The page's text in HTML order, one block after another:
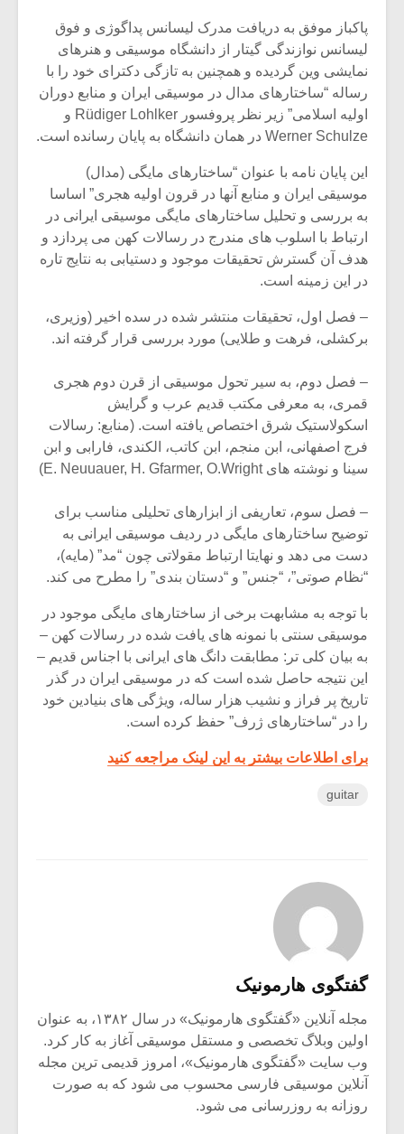
پاکباز موفق به دریافت مدرک لیسانس پداگوژی و فوق
لیسانس نوازندگی گیتار از دانشگاه موسیقی و هنرهای
نمایشی وین گردیده و همچنین به تازگی دکترای خود را با
رساله “ساختارهای مدال در موسیقی ایران و منابع دوران
اولیه اسلامی” زیر نظر پروفسور Rüdiger Lohlker و
Werner Schulze در همان دانشگاه به پایان رسانده است.
این پایان نامه با عنوان “ساختارهای مایگی (مدال)
موسیقی ایران و منابع آنها در قرون اولیه هجری” اساسا
به بررسی و تحلیل ساختارهای مایگی موسیقی ایرانی در
ارتباط با اسلوب های مندرج در رسالات کهن می پردازد و
هدف آن گسترش تحقیقات موجود و دستیابی به نتایج تاره
در این زمینه است.
– فصل اول، تحقیقات منتشر شده در سده اخیر (وزیری،
برکشلی، فرهت و طلایی) مورد بررسی قرار گرفته اند.
– فصل دوم، به سیر تحول موسیقی از قرن دوم هجری
قمری، به معرفی مکتب قدیم عرب و گرایش
اسکولاستیک شرق اختصاص یافته است. (منابع: رسالات
فرج اصفهانی، ابن منجم، ابن کاتب، الکندی، فارابی و ابن
سینا و نوشته های E. Neuuauer, H. Gfarmer, O.Wright)
– فصل سوم، تعاریفی از ابزارهای تحلیلی مناسب برای
توضیح ساختارهای مایگی در ردیف موسیقی ایرانی به
دست می دهد و نهایتا ارتباط مقولاتی چون “مد” (مایه)،
“نظام صوتی”، “جنس” و “دستان بندی” را مطرح می کند.
با توجه به مشابهت برخی از ساختارهای مایگی موجود در
موسیقی سنتی با نمونه های یافت شده در رسالات کهن –
به بیان کلی تر: مطابقت دانگ های ایرانی با اجناس قدیم –
این نتیجه حاصل شده است که در موسیقی ایران در گذر
تاریخ پر فراز و نشیب هزار ساله، ویژگی های بنیادین خود
را در “ساختارهای ژرف” حفظ کرده است.
برای اطلاعات بیشتر به این لینک مراجعه کنید
guitar
گفتگوی هارمونیک
مجله آنلاین «گفتگوی هارمونیک» در سال ۱۳۸۲، به عنوان
اولین وبلاگ تخصصی و مستقل موسیقی آغاز به کار کرد.
وب سایت «گفتگوی هارمونیک»، امروز قدیمی ترین مجله
آنلاین موسیقی فارسی محسوب می شود که به صورت
روزانه به روزرسانی می شود.
شیش و نیم»
اگر نمی توانی
مشهورترین باشی،
بدنام ترین باش
موسیقی
سکانسی
موسیقی